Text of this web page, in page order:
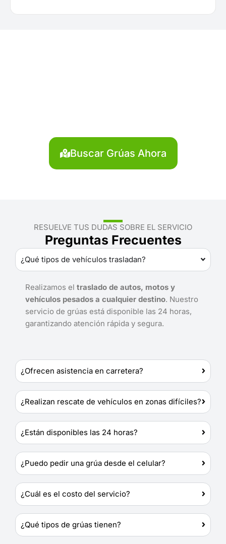
Buscar Grúas Ahora
RESUELVE TUS DUDAS SOBRE EL SERVICIO
Preguntas Frecuentes
¿Qué tipos de vehículos trasladan?
Realizamos el traslado de autos, motos y
vehículos pesados a cualquier destino. Nuestro
servicio de grúas está disponible las 24 horas,
garantizando atención rápida y segura.
¿Ofrecen asistencia en carretera?
¿Realizan rescate de vehículos en zonas difíciles?
¿Están disponibles las 24 horas?
¿Puedo pedir una grúa desde el celular?
¿Cuál es el costo del servicio?
¿Qué tipos de grúas tienen?